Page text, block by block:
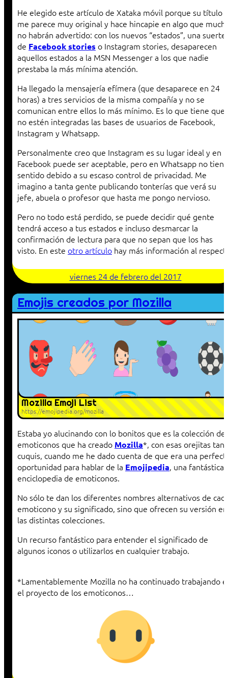
He elegido este artículo de Xataka móvil porque su título
me parece muy original y hace hincapie en algo que
no habrán advertido: con los nuevos “estados”, una suerte
de Facebook stories o Instagram stories, desaparecen
aquellos estados a la MSN Messenger a los que nadie
prestaba la más mínima atención.
Ha llegado la mensajería efímera (que desaparece en 24
horas) a tres servicios de la misma compañía y no se
comunican entre ellos lo más mínimo. Es lo que tiene que
no estén integradas las bases de usuarios de Facebook,
Instagram y Whatsapp.
Personalmente creo que Instagram es su lugar ideal y en
Facebook puede ser aceptable, pero en Whatsapp no tiene
sentido debido a su escaso control de privacidad. Me
imagino a tanta gente publicando tonterías que verá su
jefe, abuela o profesor que hasta me pongo nervioso.
Pero no todo está perdido, se puede decidir qué gente
tendrá acceso a tus estados e incluso desmarcar la
confirmación de lectura para que no sepan que los has
visto. En este otro artículo hay más información al
viernes 24 de febrero del 2017
Emojis creados por Mozilla
Mozilla Emoji List
https://emojipedia.org/mozilla
Estaba yo alucinando con lo bonitos que es la colección de
emoticonos que ha creado Mozilla*, con esas orejitas tan
cuquis, cuando me he dado cuenta de que era una
oportunidad para hablar de la Emojipedia, una fantástica
enciclopedia de emoticonos.
No sólo te dan los diferentes nombres alternativos de
emoticono y su significado, sino que ofrecen su versión en
las distintas colecciones.
Un recurso fantástico para entender el significado de
algunos iconos o utilizarlos en cualquier trabajo.
*Lamentablemente Mozilla no ha continuado trabajando
el proyecto de los emoticonos…